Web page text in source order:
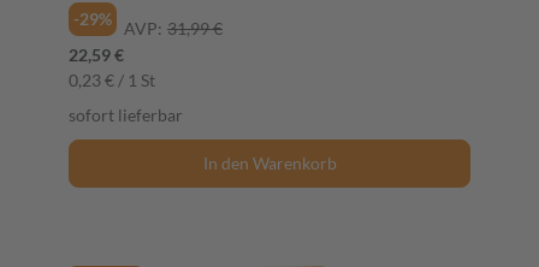
-29%
AVP: 31,99 €
22,59 €
0,23 € / 1 St
sofort lieferbar
In den Warenkorb